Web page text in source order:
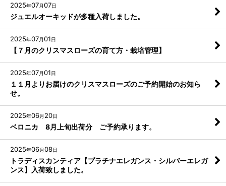
2025年07月07日
ジュエルオーキッドが多種入荷しました。
2025年07月01日
【７月のクリスマスローズの育て方・栽培管理】
2025年07月01日
１１月よりお届けのクリスマスローズのご予約開始のお知ら
せ。
2025年06月 20日
ベロニカ 8月上旬出荷分 ご予約承ります。
2025年06月08日
トラディスカンティア【プラチナエレガンス・シルバーエレガ
ンス】入荷致しました。